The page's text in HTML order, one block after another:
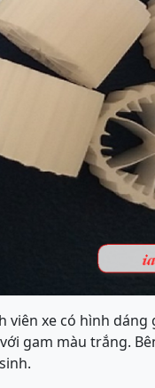
viên xe có hình
gam màu trắng.